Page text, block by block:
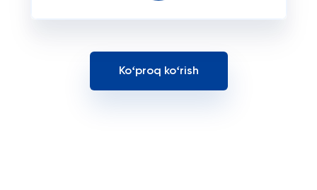
Koʻproq koʻrish